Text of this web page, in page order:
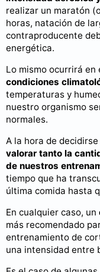
realizar un maratón
horas, natación de
contraproducente
energética.
Lo mismo ocurrirá
condiciones
temperaturas y
nuestro organismo
normales.
A la hora de
valorar tanto la
de nuestros
tiempo que ha
última comida hasta
En cualquier caso, un
más recomendado
entrenamiento de
una intensidad entre